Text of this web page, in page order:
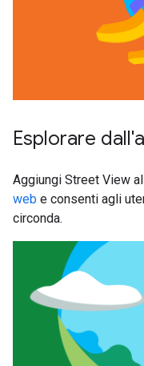
Esplorare
Aggiungi Street View
web e consenti agli
circonda.